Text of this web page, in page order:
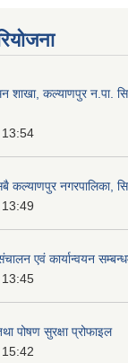
शाखा, कल्याणपुर न.पा.
कल्याणपुर नगरपालिका,
एवं कार्यान्वयन
पोषण सुरक्षा प्रोफाइल